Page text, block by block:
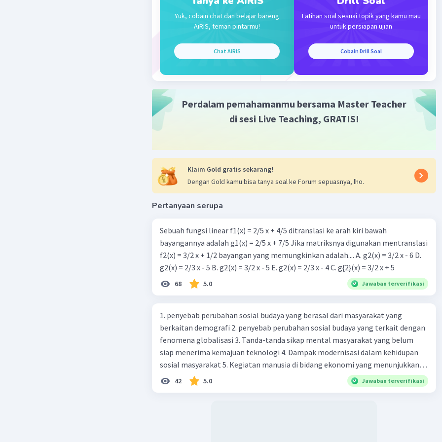
Yuk, cobain chat dan belajar bareng
AiRIS, teman pintarmu!
Chat AiRIS
Latihan soal sesuai topik yang kamu mau
untuk persiapan ujian
Cobain Drill Soal
Perdalam pemahamanmu bersama Master Teacher
di sesi Live Teaching, GRATIS!
Klaim Gold gratis sekarang!
Dengan Gold kamu bisa tanya soal ke Forum sepuasnya, lho.
Pertanyaan serupa
Sebuah fungsi linear f1(x) = 2/5 x + 4/5 ditranslasi ke arah kiri bawah
bayangannya adalah g1(x) = 2/5 x + 7/5 Jika matriksnya digunakan mentranslasi
f2(x) = 3/2 x + 1/2 bayangan yang memungkinkan adalah.... A. g2(x) = 3/2 x - 6 D.
g2(x) = 2/3 x - 5 B. g2(x) = 3/2 x - 5 E. g2(x) = 2/3 x - 4 C. g{2}(x) = 3/2 x + 5
68 5.0 Jawaban terverifikasi
1. penyebab perubahan sosial budaya yang berasal dari masyarakat yang
berkaitan demografi 2. penyebab perubahan sosial budaya yang terkait dengan
fenomena globalisasi 3. Tanda-tanda sikap mental masyarakat yang belum
siap menerima kemajuan teknologi 4. Dampak modernisasi dalam kehidupan
sosial masyarakat 5. Kegiatan manusia di bidang ekonomi yang menunjukkan
perubahan ke arah modernisasi 6. Contoh pengaruh modernisasi di bidang ilmu
pengetahuan dan pendidikan terhadap pola pikir masyarakat 7. Konsep
42 5.0 Jawaban terverifikasi